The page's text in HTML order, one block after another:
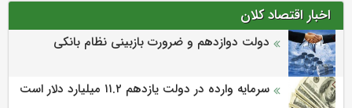
اخبار اقتصاد کلان
دولت دوازدهم و ضرورت بازبینی نظام بانکی
سرمایه وارده در دولت یازدهم ۱۱.۲ میلیارد دلار است